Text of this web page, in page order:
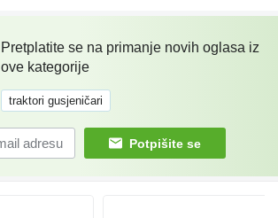
Pretplatite se na primanje novih oglasa iz
ove kategorije
traktori gusjeničari
Potpišite se